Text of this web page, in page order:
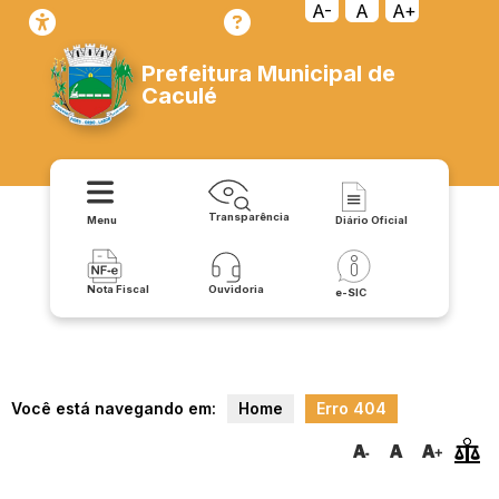
transparencia/coronavirus/publicacoes__oficiais
A- A A+
Prefeitura Municipal de
Caculé
Menu Transparência Diário Oficial
Nota Fiscal Ouvidoria e-SIC
Você está navegando em: Home Erro 404